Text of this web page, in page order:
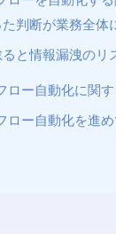
判断が業務全体
と情報漏洩のリ
ロー自動化に関
ロー自動化を進